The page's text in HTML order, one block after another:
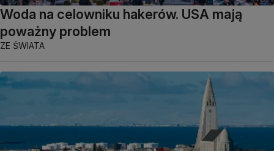
Woda na celowniku hakerów. USA mają
poważny problem
ZE ŚWIATA